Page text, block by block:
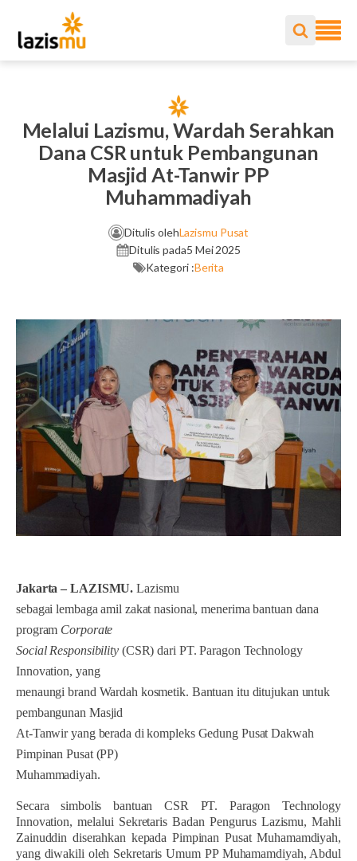
Melalui Lazismu, Wardah Serahkan
Dana CSR untuk Pembangunan
Masjid At-Tanwir PP
Muhammadiyah
Ditulis olehLazismu Pusat
Ditulis pada5 Mei 2025
Kategori :Berita
Jakarta – LAZISMU.Lazismu
sebagai lembaga amil zakat nasional, menerima bantuan dana
program Corporate
Social Responsibility(CSR) dari PT. Paragon Technology
Innovation, yang
menaungi brand Wardah kosmetik. Bantuan itu ditujukan untuk
pembangunan Masjid
At-Tanwir yang berada di kompleks Gedung Pusat Dakwah
Pimpinan Pusat (PP)
Muhammadiyah.
Secara simbolis bantuan CSR PT. Paragon Technology
Innovation, melalui Sekretaris Badan Pengurus Lazismu, Mahli
Zainuddin diserahkan kepada Pimpinan Pusat Muhamamdiyah,
yang diwakili oleh Sekretaris Umum PP Muhamamdiyah, Abdul